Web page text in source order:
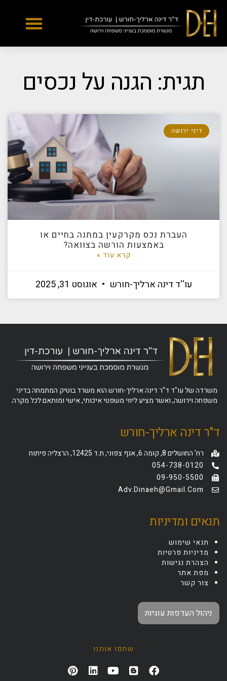
Yes
...
תגית: הגנה על נכסים
דיני ירושה
העברת נכס מקרקעין במתנה בחיים או
באמצעות הורשה בצוואה?
קרא עוד »
עו''ד דינה ארליך-חורש אוגוסט 31, 2025
משרדה של עו"ד ד"ר דינה ארליך-חורש הוא משרד בוטיק המתמחה בדיני
משפחה וירושה, ואשר מציע ליווי משפטי איכותי, אישי ומותאם לכל מקרה.
ד"ר דינה ארליך-חורש
רח' החושלים 8, קומה 6, אגף צפוני, ת.ד 12425, הרצליה פיתוח
054-738-0120
09-950-5500
Adv.dinaeh@gmail.com
תנאים ומדיניות
תנאי שימוש
מדיניות פרטיות
הצהרת נגישות
מפת אתר
צור קשר
ניהול העדפות עוגיות
שתפו אותנו